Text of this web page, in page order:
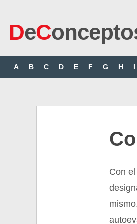
DeC
A B C D E F G H I
Con